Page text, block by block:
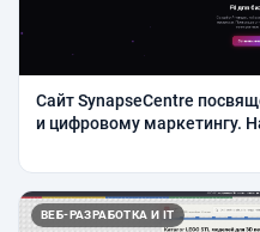
Сайт SynapseCentre
и цифровому маркетингу.
созданию AI-видео,
бизнес-процессов и
ВЕБ-РАЗРАБОТКА И IT